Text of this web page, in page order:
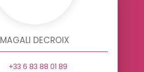
MAGALI DECROIX
+33 6 83 88 01 89